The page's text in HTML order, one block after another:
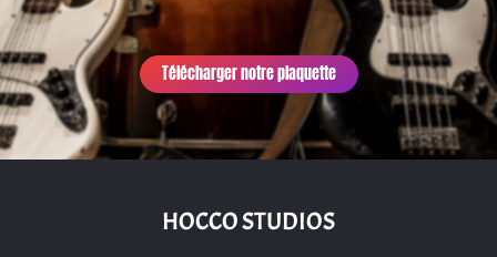
Télécharger notre plaquette
HOCCO STUDIOS